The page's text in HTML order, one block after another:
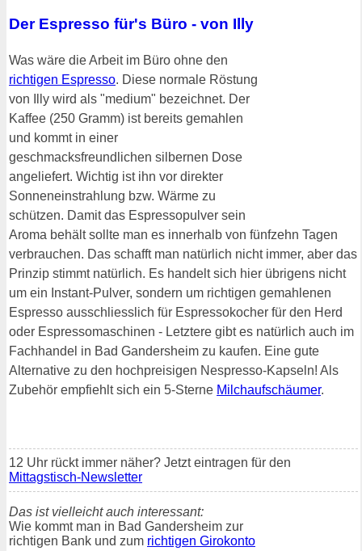
Der Espresso für's Büro - von Illy
Was wäre die Arbeit im Büro ohne den
richtigen Espresso. Diese normale Röstung
von Illy wird als "medium" bezeichnet. Der
Kaffee (250 Gramm) ist bereits gemahlen
und kommt in einer
geschmacksfreundlichen silbernen Dose
angeliefert. Wichtig ist ihn vor direkter
Sonneneinstrahlung bzw. Wärme zu
schützen. Damit das Espressopulver sein
Aroma behält sollte man es innerhalb von fünfzehn Tagen
verbrauchen. Das schafft man natürlich nicht immer, aber das
Prinzip stimmt natürlich. Es handelt sich hier übrigens nicht
um ein Instant-Pulver, sondern um richtigen gemahlenen
Espresso ausschliesslich für Espressokocher für den Herd
oder Espressomaschinen - Letztere gibt es natürlich auch im
Fachhandel in Bad Gandersheim zu kaufen. Eine gute
Alternative zu den hochpreisigen Nespresso-Kapseln! Als
Zubehör empfiehlt sich ein 5-Sterne Milchaufschäumer.
12 Uhr rückt immer näher? Jetzt eintragen für den
Mittagstisch-Newsletter
Das ist vielleicht auch interessant:
Wie kommt man in Bad Gandersheim zur
richtigen Bank und zum richtigen Girokonto